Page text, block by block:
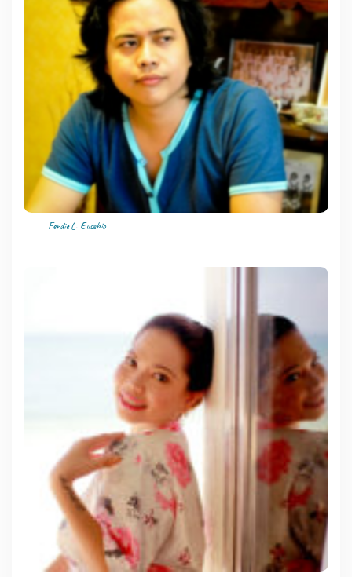
Ferdie L. Eusebio